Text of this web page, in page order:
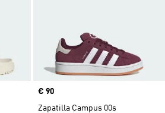
Precio
€ 90
Zapatilla Campus 00s